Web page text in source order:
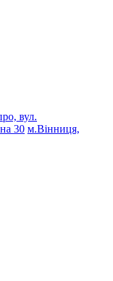
вул.
30 м.Вінниця,